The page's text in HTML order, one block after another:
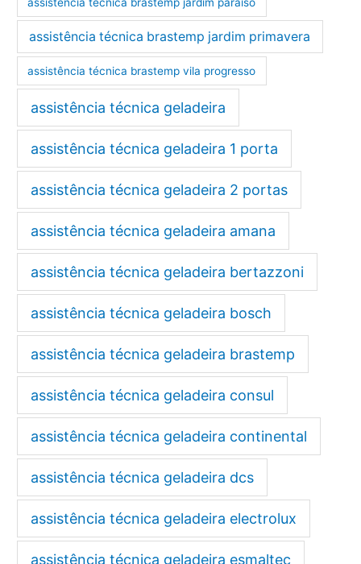
assistência técnica brastemp jardim paraíso
assistência técnica brastemp jardim primavera
assistência técnica brastemp vila progresso
assistência técnica geladeira
assistência técnica geladeira 1 porta
assistência técnica geladeira 2 portas
assistência técnica geladeira amana
assistência técnica geladeira bertazzoni
assistência técnica geladeira bosch
assistência técnica geladeira brastemp
assistência técnica geladeira consul
assistência técnica geladeira continental
assistência técnica geladeira dcs
assistência técnica geladeira electrolux
assistência técnica geladeira esmaltec